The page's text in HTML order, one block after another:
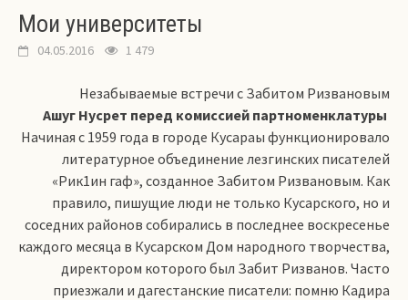
Мои университеты
04.05.2016 1 479
Незабываемые встречи с Забитом Ризвановым
Ашуг Нусрет перед комиссией партноменклатуры
Начиная с 1959 года в городе Кусараы функционировало
литературное объединение лезгинских писателей
«Рик1ин гаф», созданное Забитом Ризвановым. Как
правило, пишущие люди не только Кусарского, но и
соседних районов собирались в последнее воскресенье
каждого месяца в Кусарском Дом народного творчества,
директором которого был Забит Ризванов. Часто
приезжали и дагестанские писатели: помню Кадира